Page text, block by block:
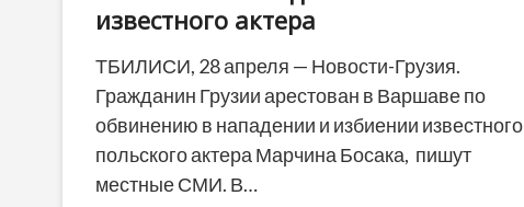
известного актера
ТБИЛИСИ, 28 апреля — Новости-Грузия.
Гражданин Грузии арестован в Варшаве по
обвинению в нападении и избиении известного
польского актера Марчина Босака, пишут
местные СМИ. В…